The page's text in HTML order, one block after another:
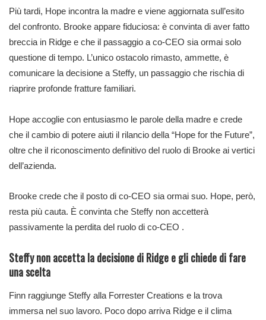
Più tardi, Hope incontra la madre e viene aggiornata sull’esito
del confronto. Brooke appare fiduciosa: è convinta di aver fatto
breccia in Ridge e che il passaggio a co-CEO sia ormai solo
questione di tempo. L’unico ostacolo rimasto, ammette, è
comunicare la decisione a Steffy, un passaggio che rischia di
riaprire profonde fratture familiari.
Hope accoglie con entusiasmo le parole della madre e crede
che il cambio di potere aiuti il rilancio della “Hope for the Future”,
oltre che il riconoscimento definitivo del ruolo di Brooke ai vertici
dell’azienda.
Brooke crede che il posto di co-CEO sia ormai suo. Hope, però,
resta più cauta. È convinta che Steffy non accetterà
passivamente la perdita del ruolo di co-CEO .
Steffy non accetta la decisione di Ridge e gli chiede di fare
una scelta
Finn raggiunge Steffy alla Forrester Creations e la trova
immersa nel suo lavoro. Poco dopo arriva Ridge e il clima